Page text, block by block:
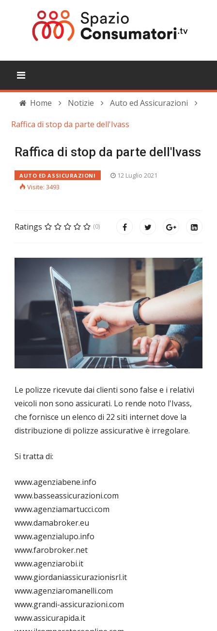
Home Notizie
Auto ed Assicurazioni
Raffica di stop da parte dell'Ivass
Raffica di stop da parte dell'Ivass
AUTO ED ASSICURAZIONI
12 Luglio 2021
Visite: 3493
Ratings (0)
Le polizze ricevute dai clienti sono false e i relativi
veicoli non sono assicurati. Lo rende noto l'Ivass,
che fornisce un elenco di 22 siti internet dove la
distribuzione di polizze assicurative è irregolare.
Si tratta di:
www.agenziabene.info
www.basseassicurazioni.com
www.agenziamartucci.com
www.damabroker.eu
www.agenzialupo.info
www.farobroker.net
www.agenziarobi.it
www.giordaniassicurazionisrl.it
www.agenziaromanelli.com
www.grandi-assicurazioni.com
www.assicurapida.it